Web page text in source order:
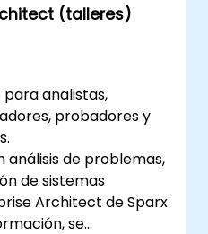
(talleres)
para analistas,
probadores y
análisis de problemas,
de sistemas
Architect de Sparx
se